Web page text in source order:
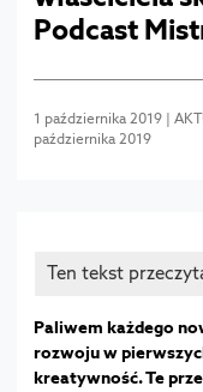
Podcast
1 października 2019 |
października 2019
Paliwem każdego
rozwoju w
kreatywność. Te